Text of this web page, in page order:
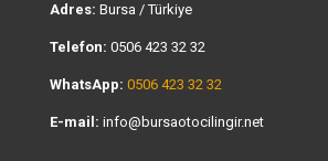
Adres: Bursa / Türkiye
Telefon: 0506 423 32 32
WhatsApp: 0506 423 32 32
E-mail: info@bursaotocilingir.net